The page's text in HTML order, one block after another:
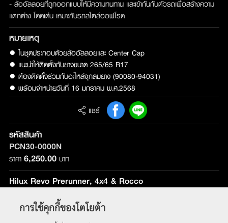
- ล้ออัลลอยที่ถูกออกแบบให้มีความทนทาน และเข้ากันกับตัวรถเพื่อสร้างความ
แตกต่าง โดดเด่น เหมาะกับรถสไตล์ออฟโรด
หมายเหตุ
● ในชุดประกอบด้วยล้ออัลลอยและ Center Cap
● แนะนำให้ติดตั้งกับยางขนาด 265/65 R17
● ต้องติดตั้งร่วมกับอะไหล่จุกลมยาง (90080-94031)
● พร้อมจำหน่ายวันที่ 16 มกราคม พ.ศ.2568
แชร์
รหัสสินค้า
PCN30-0000N
ราคา 6,250.00บาท
Hilux Revo Prerunner, 4x4 & Rocco
การใช้คุกกี้ของโตโยต้า